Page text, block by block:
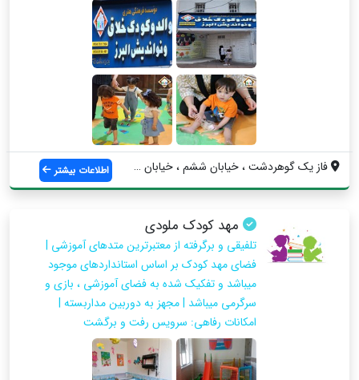
فاز یک گوهردشت ، خیابان ششم ، خیابان مست... اطلاعات بیشتر
مهد کودک ملودی
تلفیقی و برگرفته از معتبرترین متدهای آموزشی |
فضای مهد کودک بر اساس استانداردهای موجود
میباشد و تفکیک شده به فضای آموزشی ، بازی و
سرگرمی میباشد | مجهز به دوربین مداربسته |
امکانات رفاهی: سرویس رفت و برگشت